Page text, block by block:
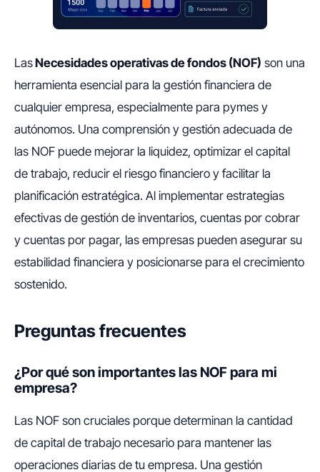
LasNecesidades operativas de fondos (NOF) son una
herramienta esencial para la gestión financiera de
cualquier empresa, especialmente para pymes y
autónomos. Una comprensión y gestión adecuada de
las NOF puede mejorar la liquidez, optimizar el capital
de trabajo, reducir el riesgo financiero y facilitar la
planificación estratégica. Al implementar estrategias
efectivas de gestión de inventarios, cuentas por cobrar
y cuentas por pagar, las empresas pueden asegurar su
estabilidad financiera y posicionarse para el crecimiento
sostenido.
Preguntas frecuentes
¿Por qué son importantes las NOF para mi
empresa?
Las NOF son cruciales porque determinan la cantidad
de capital de trabajo necesario para mantener las
operaciones diarias de tu empresa. Una gestión